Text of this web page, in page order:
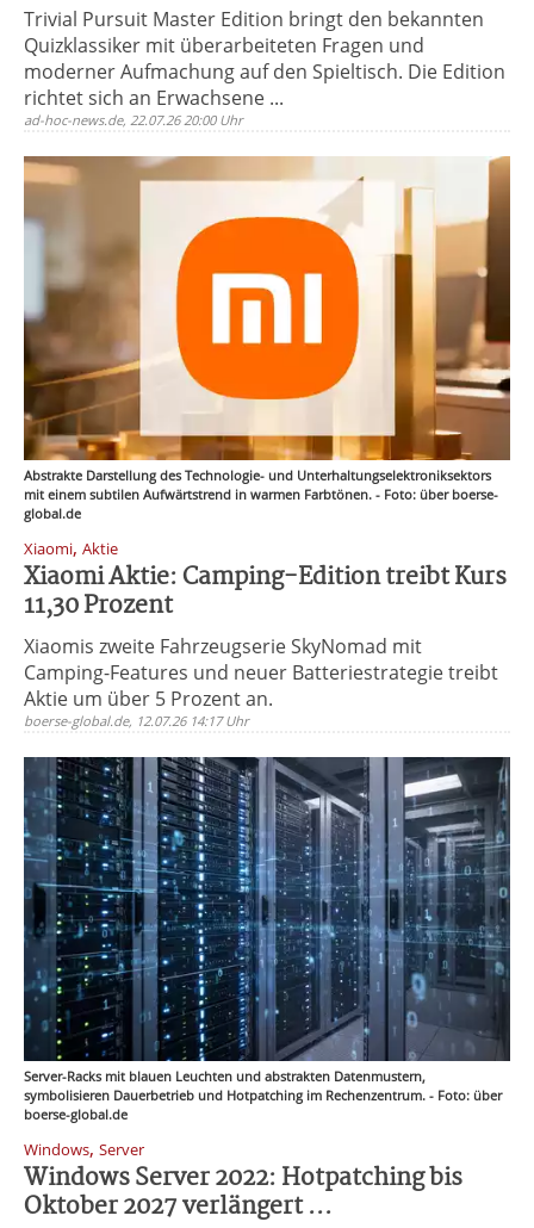
Trivial Pursuit Master Edition bringt den bekannten
Quizklassiker mit überarbeiteten Fragen und
moderner Aufmachung auf den Spieltisch. Die Edition
richtet sich an Erwachsene ...
ad-hoc-news.de, 22.07.26 20:00 Uhr
Abstrakte Darstellung des Technologie- und Unterhaltungselektroniksektors
mit einem subtilen Aufwärtstrend in warmen Farbtönen. - Foto: über boerse-
global.de
Xiaomi, Aktie
Xiaomi Aktie: Camping-Edition treibt Kurs
11,30 Prozent
Xiaomis zweite Fahrzeugserie SkyNomad mit
Camping-Features und neuer Batteriestrategie treibt
Aktie um über 5 Prozent an.
boerse-global.de, 12.07.26 14:17 Uhr
Server-Racks mit blauen Leuchten und abstrakten Datenmustern,
symbolisieren Dauerbetrieb und Hotpatching im Rechenzentrum. - Foto: über
boerse-global.de
Windows, Server
Windows Server 2022: Hotpatching bis
Oktober 2027 verlängert ...